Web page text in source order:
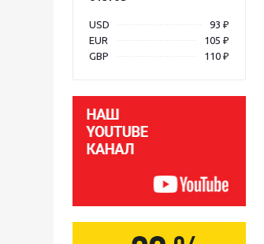
USD
93 ₽
EUR
105 ₽
GBP
110 ₽